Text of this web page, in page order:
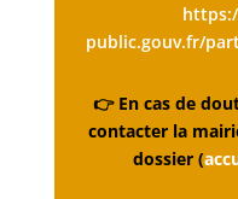
public.gouv.fr/
👉 En cas de
contacter la
dossier (